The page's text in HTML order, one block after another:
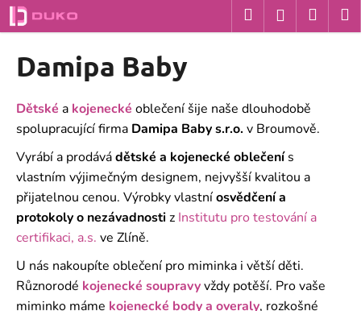
Přejít
na
obsah
HledatPřihlášení
Damipa Baby
Dětské a kojenecké oblečení šije naše dlouhodobě
spolupracující firma Damipa Baby s.r.o.v Broumově.
Vyrábí a prodávádětské a kojenecké oblečení s
vlastním výjimečným designem, nejvyšší kvalitou a
přijatelnou cenou. Výrobky vlastníosvědčení a
protokoly o nezávadnostiz Institutu pro testování a
certifikaci, a.s. ve Zlíně.
U nás nakoupíte oblečení pro miminka i větší děti.
Různorodé kojenecké soupravyvždy potěší. Pro vaše
miminko máme kojenecké body a overaly, rozkošné
K
o
o
p
o
t
ř
e
b
u
j
e